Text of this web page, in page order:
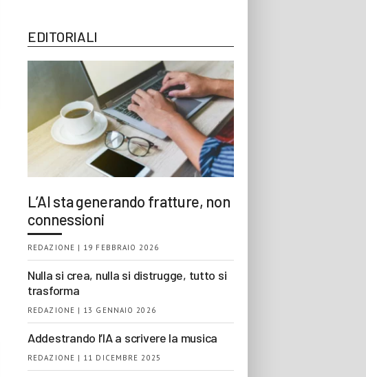
EDITORIALI
L’AI sta generando fratture, non
connessioni
REDAZIONE | 19 FEBBRAIO 2026
Nulla si crea, nulla si distrugge, tutto si
trasforma
REDAZIONE | 13 GENNAIO 2026
Addestrando l’IA a scrivere la musica
REDAZIONE | 11 DICEMBRE 2025